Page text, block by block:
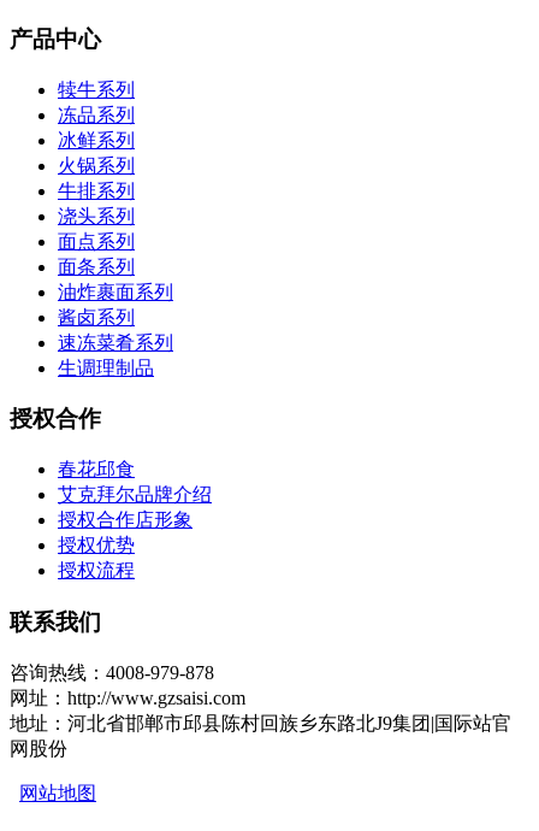
产品中心
犊牛系列
冻品系列
冰鲜系列
火锅系列
牛排系列
浇头系列
面点系列
面条系列
油炸裹面系列
酱卤系列
速冻菜肴系列
生调理制品
授权合作
春花邱食
艾克拜尔品牌介绍
授权合作店形象
授权优势
授权流程
联系我们
咨询热线：4008-979-878
网址：http://www.gzsaisi.com
地址：河北省邯郸市邱县陈村回族乡东路北J9集团|国际站官
网股份
网站地图